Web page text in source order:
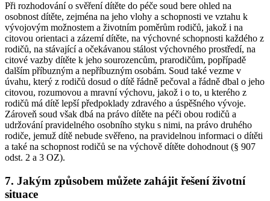
Při rozhodování o svěření dítěte do péče soud bere ohled na
osobnost dítěte, zejména na jeho vlohy a schopnosti ve vztahu k
vývojovým možnostem a životním poměrům rodičů, jakož i na
citovou orientaci a zázemí dítěte, na výchovné schopnosti každého z
rodičů, na stávající a očekávanou stálost výchovného prostředí, na
citové vazby dítěte k jeho sourozencům, prarodičům, popřípadě
dalším příbuzným a nepříbuzným osobám. Soud také vezme v
úvahu, který z rodičů dosud o dítě řádně pečoval a řádně dbal o jeho
citovou, rozumovou a mravní výchovu, jakož i o to, u kterého z
rodičů má dítě lepší předpoklady zdravého a úspěšného vývoje.
Zároveň soud však dbá na právo dítěte na péči obou rodičů a
udržování pravidelného osobního styku s nimi, na právo druhého
rodiče, jemuž dítě nebude svěřeno, na pravidelnou informaci o dítěti
a také na schopnost rodičů se na výchově dítěte dohodnout (§ 907
odst. 2 a 3 OZ).
7. Jakým způsobem můžete zahájit řešení životní
situace